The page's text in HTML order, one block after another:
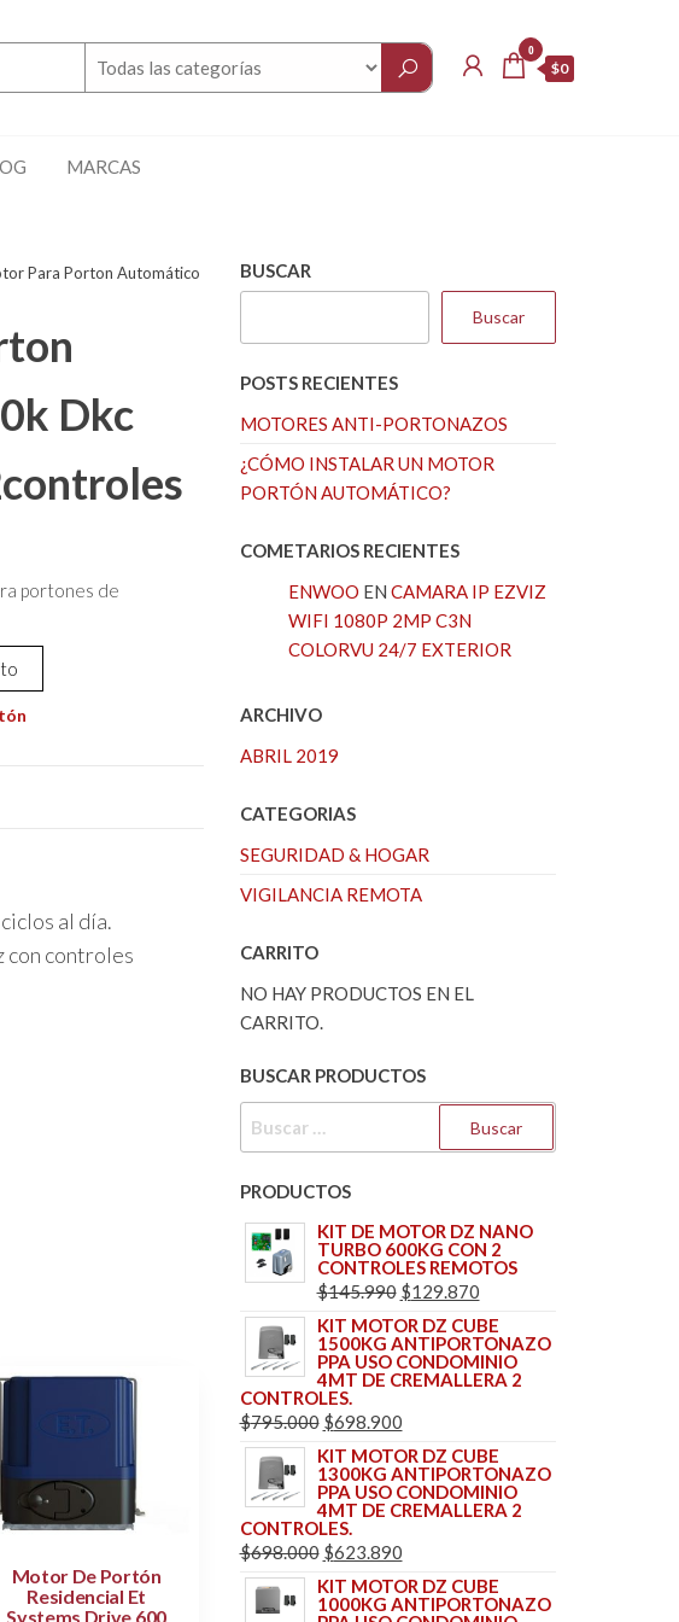
0
$0
MARCAS
Para Porton Automático
Dkc
portones de
al día.
con controles
Motor De Portón
Residencial Et
Systems Drive 600
BUSCAR
Buscar
POSTS RECIENTES
MOTORES ANTI-PORTONAZOS
¿CÓMO INSTALAR UN MOTOR
PORTÓN AUTOMÁTICO?
COMETARIOS RECIENTES
ENWOO EN CAMARA IP EZVIZ
WIFI 1080P 2MP C3N
COLORVU 24/7 EXTERIOR
ARCHIVO
ABRIL 2019
CATEGORIAS
SEGURIDAD & HOGAR
VIGILANCIA REMOTA
CARRITO
NO HAY PRODUCTOS EN EL
CARRITO.
BUSCAR PRODUCTOS
PRODUCTOS
KIT DE MOTOR DZ NANO
TURBO 600KG CON 2
CONTROLES REMOTOS
$145.990 EL
PRECIO
ORIGINAL
ERA:
$129.870EL
PRECIO
ACTUAL
ES:
KIT MOTOR DZ CUBE
1500KG ANTIPORTONAZO
PPA USO CONDOMINIO
4MT DE CREMALLERA 2
CONTROLES.
$795.000 EL
PRECIO
ORIGINAL
ERA:
$795.000.
$698.900EL
PRECIO
ACTUAL
ES:
KIT MOTOR DZ CUBE
1300KG ANTIPORTONAZO
PPA USO CONDOMINIO
4MT DE CREMALLERA 2
CONTROLES.
$698.000 EL
PRECIO
ORIGINAL
$623.890EL
PRECIO
ACTUAL
KIT MOTOR DZ CUBE
1000KG ANTIPORTONAZO